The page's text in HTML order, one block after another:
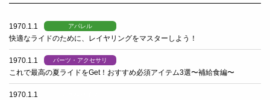
1970.1.1 アパレル
快適なライドのために、レイヤリングをマスターしよう！
1970.1.1 パーツ・アクセサリ
これで最高の夏ライドをGet！おすすめ必須アイテム3選〜補給食編〜
1970.1.1